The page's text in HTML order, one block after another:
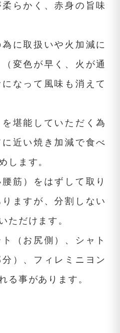
らかく、赤身の旨味
に取扱いや火加減に
変色が早く、火が通
なって風味も消えて
堪能していただく為
近い焼き加減で食べ
します。
筋）をはずして取り
ますが、分割しない
ただけます。
（お尻側）、シャト
）、フィレミニヨン
る事があります。